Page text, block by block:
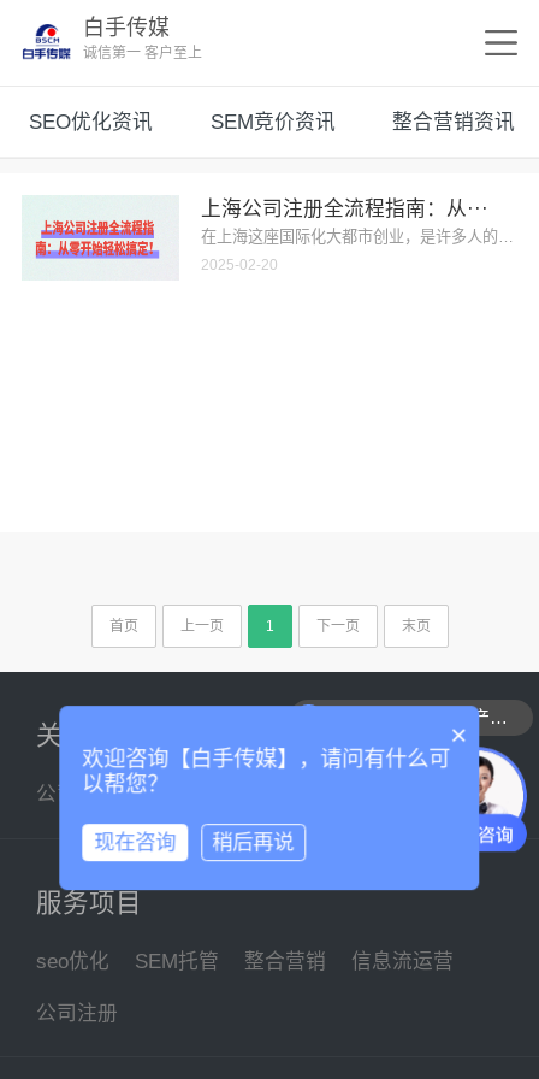
白手传媒
诚信第一 客户至上
SEO优化资讯 SEM竞价资讯 整合营销资讯
上海公司注册全流程指南：从···
在上海这座国际化大都市创业，是许多人的梦想
2025-02-20
首页 上一页 1 下一页 末页
关于我们
公司简介 企业文化
服务项目
seo优化 SEM托管 整合营销 信息流运营
公司注册
可以介绍下你们的产品么
×
欢迎咨询【白手传媒】，请问有什么可
以帮您？
现在咨询 稍后再说